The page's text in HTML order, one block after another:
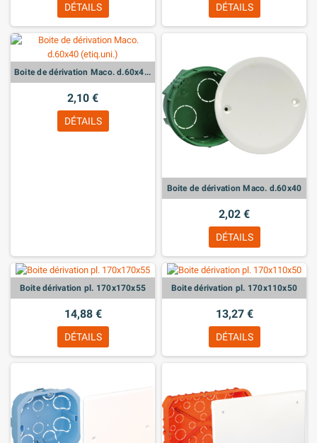
DÉTAILS DÉTAILS
Boite de dérivation Maco. d.60x40 (etiq.uni.)
2,10 €
DÉTAILS
Boite de dérivation Maco. d.60x40
2,02 €
DÉTAILS
Boite dérivation pl. 170x170x55
14,88 €
DÉTAILS
Boite dérivation pl. 170x110x50
13,27 €
DÉTAILS